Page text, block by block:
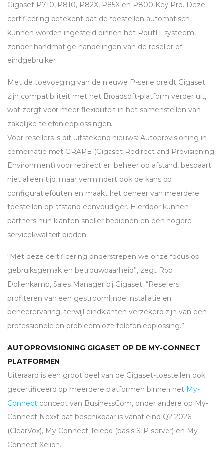
Gigaset P710, P810, P82X, P85X en P800 Key Pro. Deze
certificering betekent dat de toestellen automatisch
kunnen worden ingesteld binnen het RoutIT-systeem,
zonder handmatige handelingen van de reseller of
eindgebruiker.
Met de toevoeging van de nieuwe P-serie breidt Gigaset
zijn compatibiliteit met het Broadsoft-platform verder uit,
wat zorgt voor meer flexibiliteit in het samenstellen van
zakelijke telefonieoplossingen.
Voor resellers is dit uitstekend nieuws: Autoprovisioning in
combinatie met GRAPE (Gigaset Redirect and Provisioning
Environment) voor redirect en beheer op afstand, bespaart
niet alleen tijd, maar vermindert ook de kans op
configuratiefouten en maakt het beheer van meerdere
toestellen op afstand eenvoudiger. Hierdoor kunnen
partners hun klanten sneller bedienen en een hogere
servicekwaliteit bieden.
“Met deze certificering onderstrepen we onze focus op
gebruiksgemak en betrouwbaarheid”, zegt Rob
Dollenkamp, Sales Manager bij Gigaset. “Resellers
profiteren van een gestroomlijnde installatie en
beheerervaring, terwijl eindklanten verzekerd zijn van een
professionele en probleemloze telefonieoplossing.”
AUTOPROVISIONING GIGASET OP DE MY-CONNECT
PLATFORMEN
Uiteraard is een groot deel van de Gigaset-toestellen ook
gecertificeerd op meerdere platformen binnen het My-
Connect concept van BusinessCom, onder andere op My-
Connect Nexxt dat beschikbaar is vanaf eind Q2 2026
(ClearVox), My-Connect Telepo (basis SIP server) en My-
Connect Xelion.